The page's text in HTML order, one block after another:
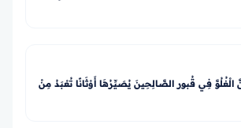
الْغُلُوَّ فِي قُبور الصَّالِحِينَ يُصَيِّرُهَا أَوْثَانًا تُعْبَدُ مِنْ